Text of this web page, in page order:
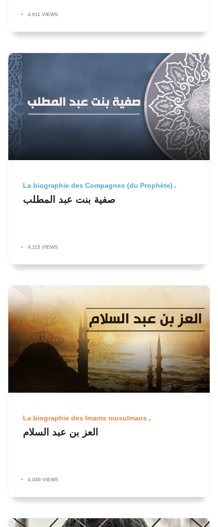
4,911 VIEWS
La biographie des Compagnes (du Prophète)
صفية بنت عبد المطلب
4,115 VIEWS
La biographie des Imams musulmans
العز بن عبد السلام
4,049 VIEWS